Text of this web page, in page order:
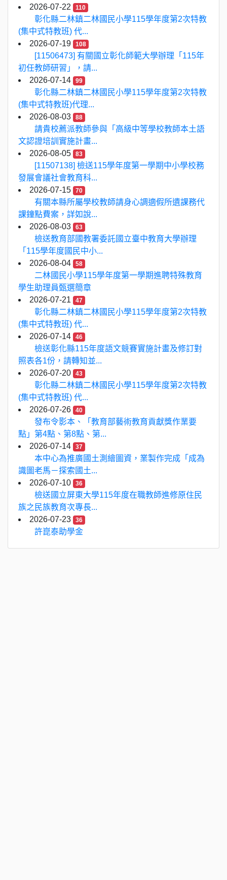
2026-07-22 110
彰化縣二林鎮二林國民小學115學年度第2次特教
(集中式特教班) 代...
2026-07-19
108
[11506473] 有關國立彰化師範大學辦理「115年
初任教師研習」，請...
2026-07-14
99
彰化縣二林鎮二林國民小學115學年度第2次特教
(集中式特教班)代理...
2026-08-03
88
請貴校薦派教師參與「高級中等學校教師本土語
文認證培訓實施計畫...
2026-08-05
83
[11507138] 檢送115學年度第一學期中小學校務
發展會議社會教育科...
2026-07-15
70
有關本縣所屬學校教師請身心調適假所遺課務代
課鐘點費案，詳如說...
2026-08-03
63
檢送教育部國教署委託國立臺中教育大學辦理
「115學年度國民中小...
2026-08-04
58
二林國民小學115學年度第一學期進聘特殊教育
學生助理員甄選簡章
2026-07-21
47
彰化縣二林鎮二林國民小學115學年度第2次特教
(集中式特教班) 代...
2026-07-14
46
檢送彰化縣115年度語文競賽實施計畫及修訂對
照表各1份，請轉知並...
2026-07-20
43
彰化縣二林鎮二林國民小學115學年度第2次特教
(集中式特教班) 代...
2026-07-26
40
發布令影本、「教育部藝術教育貢獻獎作業要
點」第4點、第8點、第...
2026-07-14
37
本中心為推廣國土測繪圖資，業製作完成「成為
識圖老馬－探索國土...
2026-07-10
36
檢送國立屏東大學115年度在職教師進修原住民
族之民族教育次專長...
2026-07-23
36
許崑泰助學金